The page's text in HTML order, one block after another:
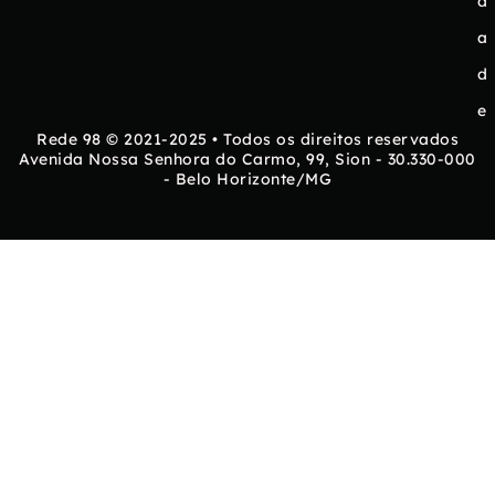
a
d
e
Rede 98 © 2021-2025 • Todos os direitos reservados
Avenida Nossa Senhora do Carmo, 99, Sion - 30.330-000
- Belo Horizonte/MG